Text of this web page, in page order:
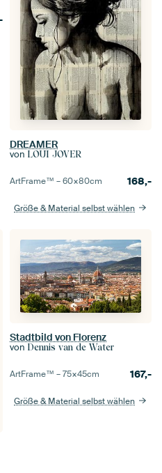
DREAMER
von LOUI JOVER
ArtFrame™ –60×80cm 168,-
Größe & Material selbst wählen
Stadtbild von Florenz
von Dennis van de Water
ArtFrame™ –75×45cm 167,-
Größe & Material selbst wählen